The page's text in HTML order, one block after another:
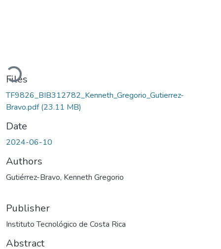
Loading...
Files
TF9826_BIB312782_Kenneth_Gregorio_Gutierrez-
Bravo.pdf(23.11 MB)
Date
2024-06-10
Authors
Gutiérrez-Bravo, Kenneth Gregorio
Publisher
Instituto Tecnológico de Costa Rica
Abstract